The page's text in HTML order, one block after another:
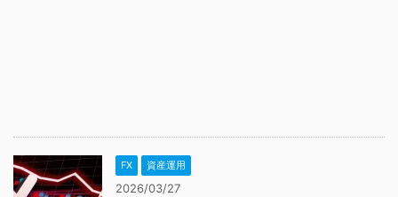
FX 資産運用
2026/03/27